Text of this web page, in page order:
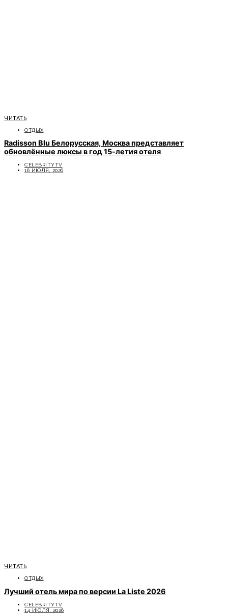
ЧИТАТЬ
ОТДЫХ
Radisson Blu Белорусская, Москва представляет
обновлённые люксы в год 15-летия отеля
CELEBRITYTV
16 ИЮЛЯ, 2026
ЧИТАТЬ
ОТДЫХ
Лучший отель мира по версии La Liste 2026
CELEBRITYTV
14 ИЮЛЯ, 2026